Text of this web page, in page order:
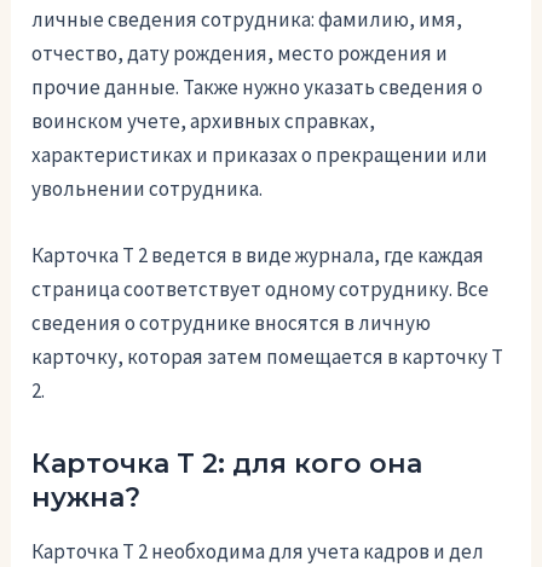
личные сведения сотрудника: фамилию, имя,
отчество, дату рождения, место рождения и
прочие данные. Также нужно указать сведения о
воинском учете, архивных справках,
характеристиках и приказах о прекращении или
увольнении сотрудника.
Карточка Т 2 ведется в виде журнала, где каждая
страница соответствует одному сотруднику. Все
сведения о сотруднике вносятся в личную
карточку, которая затем помещается в карточку Т
2.
Карточка Т 2: для кого она
нужна?
Карточка Т 2 необходима для учета кадров и дел